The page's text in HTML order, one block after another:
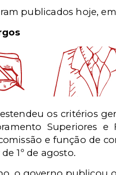
publicados hoje,
estendeu os critérios
Superiores
e função de
1º de agosto.